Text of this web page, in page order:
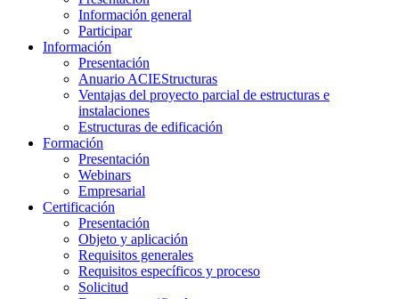
Información general
Participar
Información
Presentación
Anuario ACIEStructuras
Ventajas del proyecto parcial de estructuras e
instalaciones
Estructuras de edificación
Formación
Presentación
Webinars
Empresarial
Certificación
Presentación
Objeto y aplicación
Requisitos generales
Requisitos específicos y proceso
Solicitud